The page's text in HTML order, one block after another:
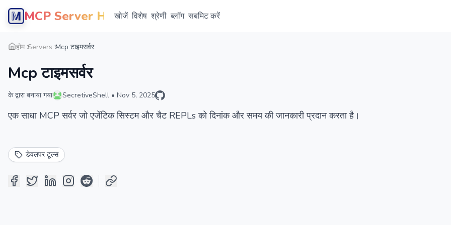
MCP Server Hubखोजें विशेष श्रेणी ब्लॉग सबमिट करें
होम Servers Mcp टाइमसर्वर
Mcp टाइमसर्वर
के द्वारा बनाया गया SecretiveShell • Nov 5, 2025
एक साधा MCP सर्वर जो एजेंटिक सिस्टम और चैट REPLs को दिनांक और समय की जानकारी प्रदान करता है।
डेवलपर टूल्स